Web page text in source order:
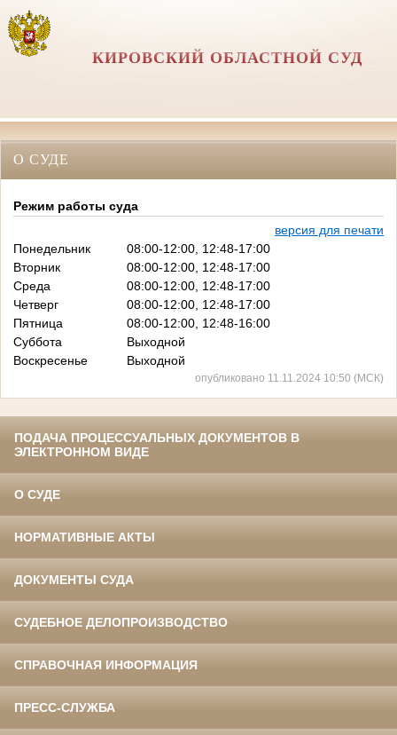
КИРОВСКИЙ ОБЛАСТНОЙ СУД
О СУДЕ
Режим работы суда
версия для печати
Понедельник
08:00-12:00, 12:48-17:00
Вторник
08:00-12:00, 12:48-17:00
Среда
08:00-12:00, 12:48-17:00
Четверг
08:00-12:00, 12:48-17:00
Пятница
08:00-12:00, 12:48-16:00
Суббота
Выходной
Воскресенье
Выходной
опубликовано 11.11.2024 10:50 (МСК)
ПОДАЧА ПРОЦЕССУАЛЬНЫХ ДОКУМЕНТОВ В
ЭЛЕКТРОННОМ ВИДЕ
О СУДЕ
НОРМАТИВНЫЕ АКТЫ
ДОКУМЕНТЫ СУДА
СУДЕБНОЕ ДЕЛОПРОИЗВОДСТВО
СПРАВОЧНАЯ ИНФОРМАЦИЯ
ПРЕСС-СЛУЖБА